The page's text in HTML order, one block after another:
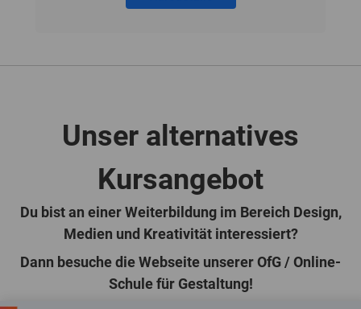
Unser alternatives
Kursangebot
Du bist an einer Weiterbildung im Bereich Design,
Medien und Kreativität interessiert?
Dann besuche die Webseite unsererOfG / Online-
Schule für Gestaltung!